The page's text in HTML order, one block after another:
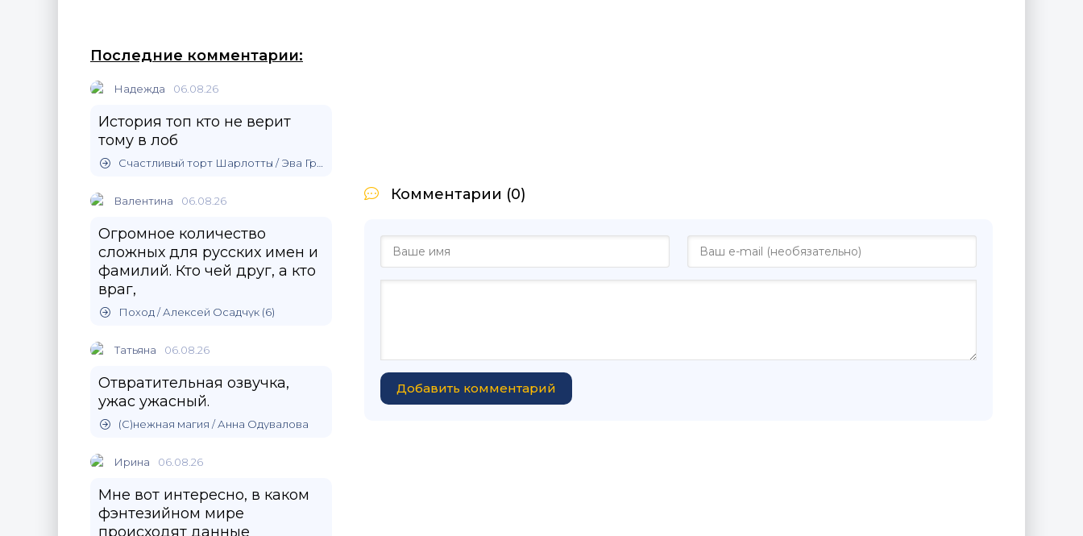
Последние комментарии:
Надежда 06.08.26
История топ кто не верит
тому в лоб
Счастливый торт Шарлотты / Эва Гринерс
Валентина 06.08.26
Огромное количество
сложных для русских имен и
фамилий. Кто чей друг, а кто
враг,
Поход / Алексей Осадчук (6)
Татьяна 06.08.26
Отвратительная озвучка,
ужас ужасный.
(С)нежная магия / Анна Одувалова
Ирина 06.08.26
Мне вот интересно, в каком
фэнтезийном мире
происходят данные
Комментарии (0)
Добавить комментарий